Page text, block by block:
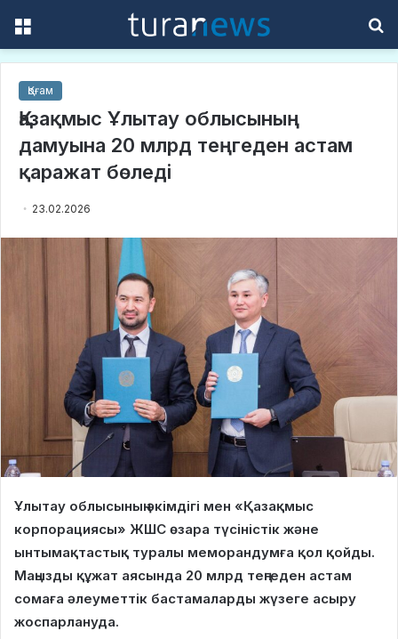
Қоғам
Қазақмыс Ұлытау облысының
дамуына 20 млрд теңгеден астам
қаражат бөледі
23.02.2026
Ұлытау облысының әкімдігі мен «Қазақмыс
корпорациясы» ЖШС өзара түсіністік және
ынтымақтастық туралы меморандумға қол қойды.
Маңызды құжат аясында 20 млрд теңгеден астам
сомаға әлеуметтік бастамаларды жүзеге асыру
жоспарлануда.